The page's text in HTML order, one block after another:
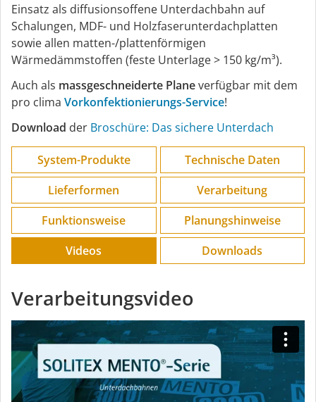
Einsatz als diffusionsoffene Unterdachbahn auf
Schalungen, MDF- und Holzfaserunterdachplatten
sowie allen matten-/plattenförmigen
Wärmedämmstoffen (feste Unterlage > 150 kg/m³).
Auch als massgeschneiderte Planeverfügbar mit dem
pro clima Vorkonfektionierungs-Service!
Download der Broschüre: Das sichere Unterdach
System-Produkte
Technische Daten
Lieferformen
Verarbeitung
Funktions­weise
Planungs­hinweise
Videos
Downloads
Verarbeitungsvideo